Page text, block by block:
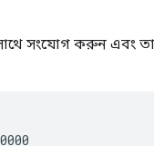
সংযোগ করুন এবং